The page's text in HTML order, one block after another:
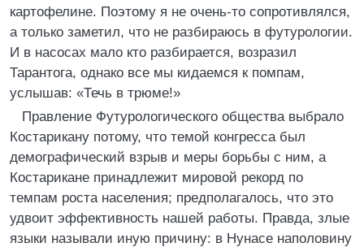
картофелине. Поэтому я не очень-то сопротивлялся,
а только заметил, что не разбираюсь в футурологии.
И в насосах мало кто разбирается, возразил
Тарантога, однако все мы кидаемся к помпам,
услышав: «Течь в трюме!»
Правление Футурологического общества выбрало
Костарикану потому, что темой конгресса был
демографический взрыв и меры борьбы с ним, а
Костарикане принадлежит мировой рекорд по
темпам роста населения; предполагалось, что это
удвоит эффективность нашей работы. Правда, злые
языки называли иную причину: в Нунасе наполовину